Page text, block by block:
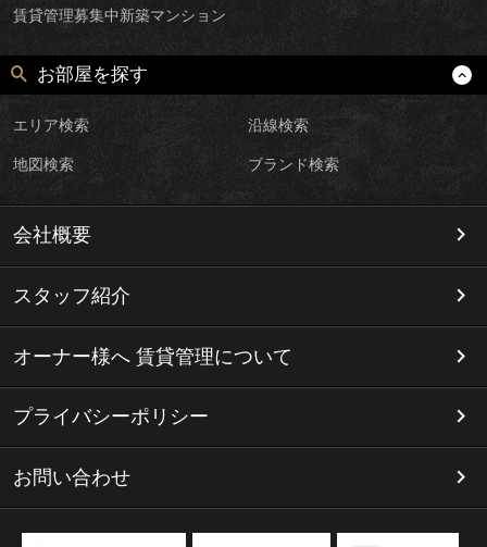
賃貸管理募集中新築マンション
お部屋を探す
エリア検索 沿線検索
地図検索 ブランド検索
会社概要
スタッフ紹介
オーナー様へ 賃貸管理について
プライバシーポリシー
お問い合わせ